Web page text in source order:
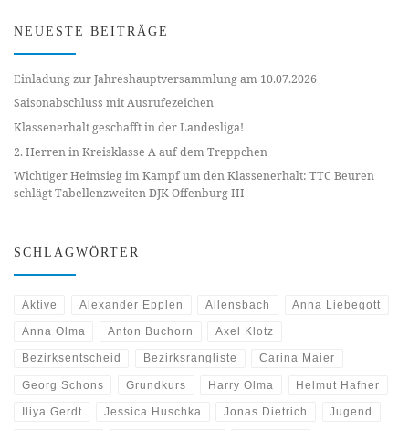
NEUESTE BEITRÄGE
Einladung zur Jahreshauptversammlung am 10.07.2026
Saisonabschluss mit Ausrufezeichen
Klassenerhalt geschafft in der Landesliga!
2. Herren in Kreisklasse A auf dem Treppchen
Wichtiger Heimsieg im Kampf um den Klassenerhalt: TTC Beuren
schlägt Tabellenzweiten DJK Offenburg III
SCHLAGWÖRTER
Aktive Alexander Epplen Allensbach Anna Liebegott
Anna Olma Anton Buchorn Axel Klotz
Bezirksentscheid Bezirksrangliste Carina Maier
Georg Schons Grundkurs Harry Olma Helmut Hafner
Iliya Gerdt Jessica Huschka Jonas Dietrich Jugend